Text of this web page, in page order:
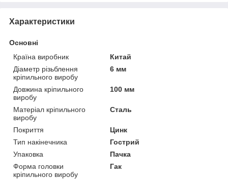
Характеристики
Основні
Країна виробник
Китай
Діаметр різьблення
кріпильного виробу
6 мм
Довжина кріпильного
виробу
100 мм
Матеріал кріпильного
виробу
Сталь
Покриття
Цинк
Тип накінечника
Гострий
Упаковка
Пачка
Форма головки
кріпильного виробу
Гак